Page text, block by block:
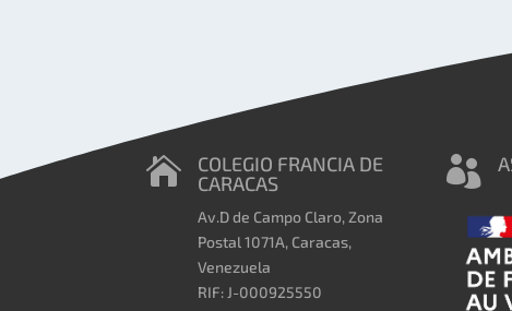

COLEGIO FRANCIA DE
CARACAS
Av.D de Campo Claro, Zona
Postal 1071A, Caracas,
Venezuela
RIF: J-000925550
